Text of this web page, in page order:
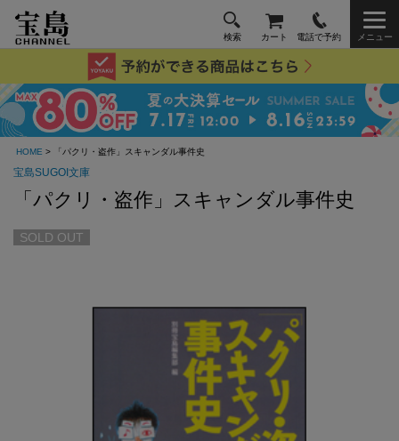
検索 カート 電話で予約 メニュー
HOME > 「パクリ・盗作」スキャンダル事件史
宝島SUGOI文庫
「パクリ・盗作」スキャンダル事件史
SOLD OUT